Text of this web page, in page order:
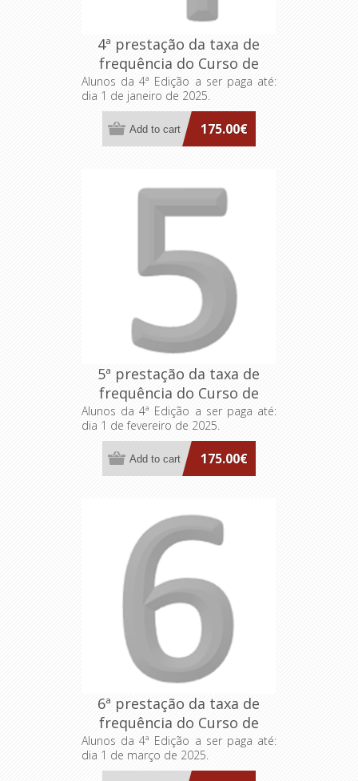
4ª prestação da taxa de
frequência do Curso de
Formação Especializada
FA>AP: Dirigentes
Intermédios
Alunos da 4ª Edição a ser paga até:
dia 1 de janeiro de 2025.
175.00€
5ª prestação da taxa de
frequência do Curso de
Formação Especializada
FA>AP: Dirigentes
Intermédios
Alunos da 4ª Edição a ser paga até:
dia 1 de fevereiro de 2025.
175.00€
6ª prestação da taxa de
frequência do Curso de
Formação Especializada
FA>AP: Dirigentes
Alunos da 4ª Edição a ser paga até:
dia 1 de março de 2025.